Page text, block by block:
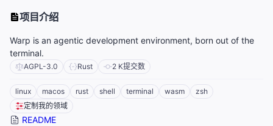
项目介绍
Warp is an agentic development environment, born out of the
terminal.
AGPL-3.0 Rust 2 K提交数
linux macos rust shell terminal wasm
zsh
定制我的领域
README